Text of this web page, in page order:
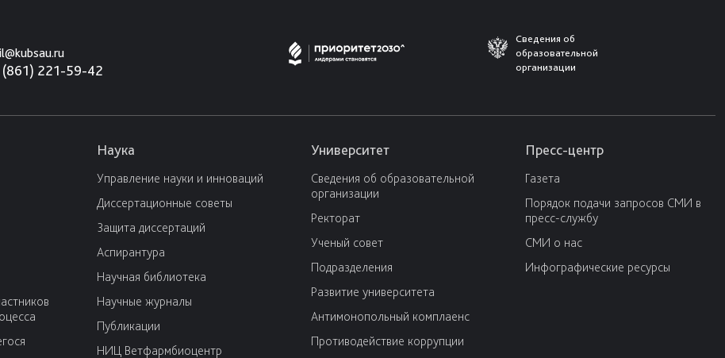
221-59-42
Сведения об
образовательной
организации
Наука
Управление науки и инноваций
Диссертационные советы
Защита диссертаций
Аспирантура
Научная библиотека
Научные журналы
Публикации
НИЦ Ветфармбиоцентр
Университет
Сведения об образовательной
организации
Ректорат
Ученый совет
Подразделения
Развитие университета
Антимонопольный комплаенс
Противодействие коррупции
Пресс-центр
Газета
Порядок подачи запросов СМИ в
пресс-службу
СМИ о нас
Инфографические ресурсы